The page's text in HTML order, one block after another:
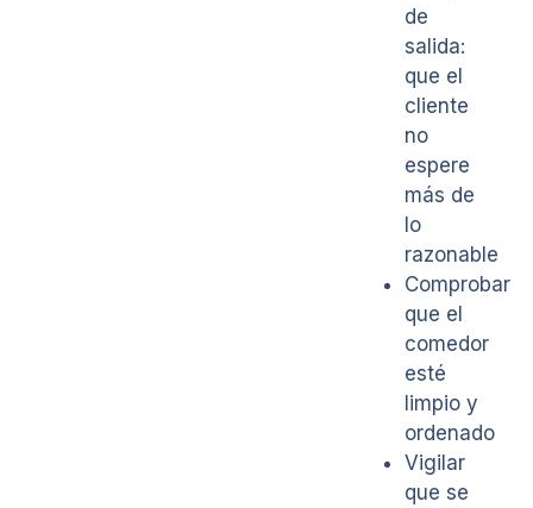
de
salida:
que el
cliente
no
espere
más de
lo
razonable
Comprobar
que el
comedor
esté
limpio y
ordenado
Vigilar
que se